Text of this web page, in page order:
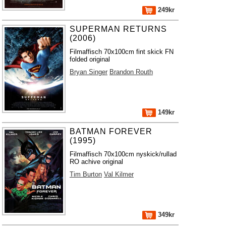
249kr
SUPERMAN RETURNS
(2006)
Filmaffisch 70x100cm fint skick FN
folded original
Bryan Singer Brandon Routh
149kr
BATMAN FOREVER
(1995)
Filmaffisch 70x100cm nyskick/rullad
RO achive original
Tim Burton Val Kilmer
349kr